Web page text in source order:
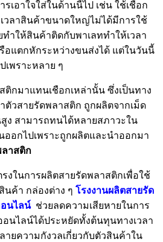
เอาใจใส่ในด้านนี้ไป เช่น ใช้เชือก
วลาสินค้าขนาดใหญ่ไม่ได้มีการใช้
ำให้สินค้าติดกับพาเลททำให้เวลา
อแตกหักระหว่างขนส่งได้ แต่ในวันนี้
เพราะหลาย ๆ
ติกมาแทนเชือกเหล่านั้น ซึ่งเป็นทาง
ตัวสายรัดพลาสติก ถูกผลิตจากเม็ด
ง สามารถทนได้หลายสภาวะใน
อกไปเพราะถูกผลิตและนำออกมา
ลาสติก
งในการผลิตสายรัดพลาสติกเพื่อใช้
นค้า กล่องต่าง ๆ โรงงานผลิตสายรัด
นไลน์ ช่วยลดความเสียหายในการ
นไลน์ได้ประหยัดทั้งต้นทุนทางเวลา
ายความกังวลเกี่ยวกับตัวสินค้าใน